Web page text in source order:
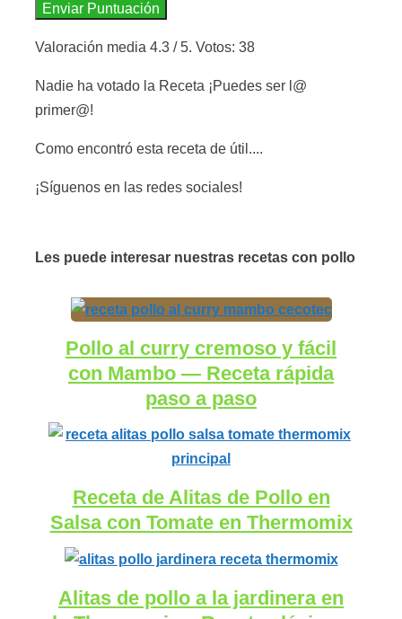
Enviar Puntuación
Valoración media 4.3 / 5. Votos: 38
Nadie ha votado la Receta ¡Puedes ser l@
primer@!
Como encontró esta receta de útil....
¡Síguenos en las redes sociales!
Les puede interesar nuestras recetas con pollo
Pollo al curry cremoso y fácil
con Mambo — Receta rápida
paso a paso
Receta de Alitas de Pollo en
Salsa con Tomate en Thermomix
Alitas de pollo a la jardinera en